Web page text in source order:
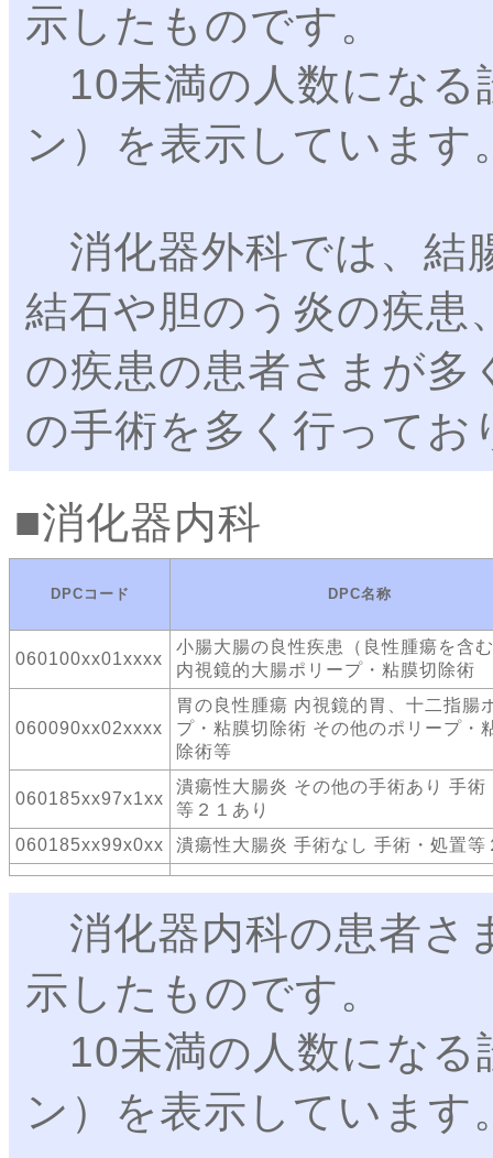
示したものです。
10未満の人数になる
ン）を表示しています
消化器外科では、結
結石や胆のう炎の疾患
の疾患の患者さまが多
の手術を多く行ってお
消化器内科
DPCコード DPC名称
060100xx01xxxx
小腸大腸の良性疾患（良性腫瘍を含
内視鏡的大腸ポリープ・粘膜切除術
060090xx02xxxx
胃の良性腫瘍 内視鏡的胃、十二指腸
プ・粘膜切除術 その他のポリープ・
除術等
060185xx97x1xx
潰瘍性大腸炎 その他の手術あり 手術
等２１あり
060185xx99x0xx
潰瘍性大腸炎 手術なし 手術・処置等
消化器内科の患者さ
示したものです。
10未満の人数になる
ン）を表示しています